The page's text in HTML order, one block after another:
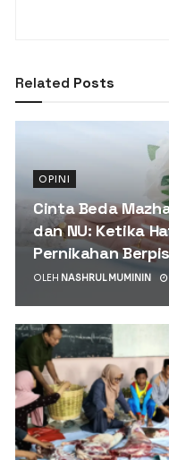
Related Posts
OPINI
Cinta Beda
dan NU: Ketika
Pernikahan
OLEH NASHRUL MUMININ